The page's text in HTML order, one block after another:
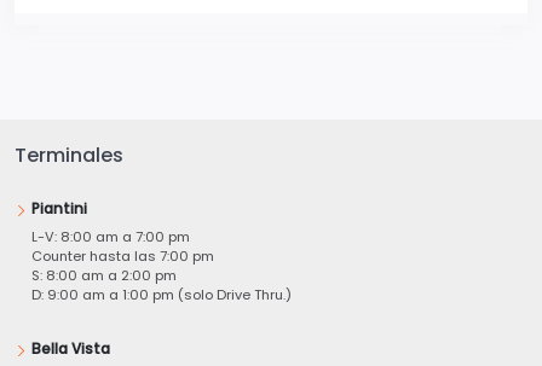
Terminales
Piantini
L-V: 8:00 am a 7:00 pm
Counter hasta las 7:00 pm
S: 8:00 am a 2:00 pm
D: 9:00 am a 1:00 pm (solo Drive Thru.)
Bella Vista